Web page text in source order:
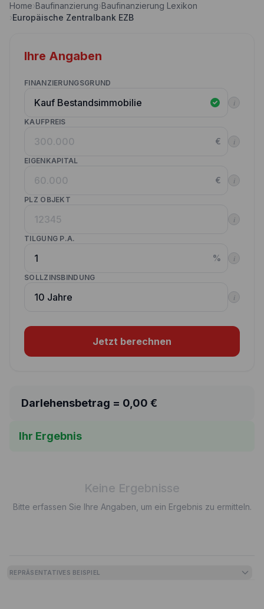
Nebenkostenrechner
Annuitätenrechner
Wettbewerbe
Kunden werben Kunden
Kontakt
Home›Baufinanzierung›Baufinanzierung Lexikon
›Europäische Zentralbank EZB
Ihre Angaben
FINANZIERUNGSGRUND
i
KAUFPREIS
€ i
EIGENKAPITAL
€ i
PLZ OBJEKT
i
TILGUNG P.A.
% i
SOLLZINSBINDUNG
i
Jetzt berechnen
Darlehensbetrag = 0,00 €
Ihr Ergebnis
Keine Ergebnisse
Bitte erfassen Sie Ihre Angaben, um ein Ergebnis zu ermitteln.
REPRÄSENTATIVES BEISPIEL